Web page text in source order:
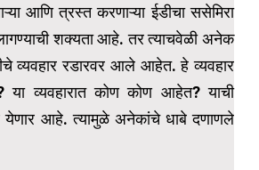
आणि त्रस्त करणाऱ्या ईडीचा ससेमिरा
शक्यता आहे. तर त्याचवेळी अनेक
व्यवहार रडारवर आले आहेत. हे व्यवहार
व्यवहारात कोण कोण आहेत? याची
येणार आहे. त्यामुळे अनेकांचे धाबे दणाणले